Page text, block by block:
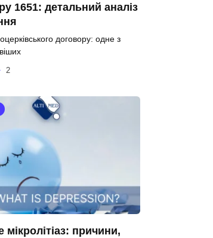
1651: детальний аналіз
договору: одне з
2
мікролітіаз: причини,